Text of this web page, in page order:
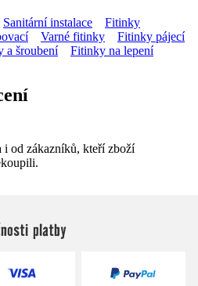
Sanitární instalace
Fitinky
Varné fitinky
Fitinky pájecí
a šroubení
Fitinky na lepení
i od zákazníků, kteří zboží
platby